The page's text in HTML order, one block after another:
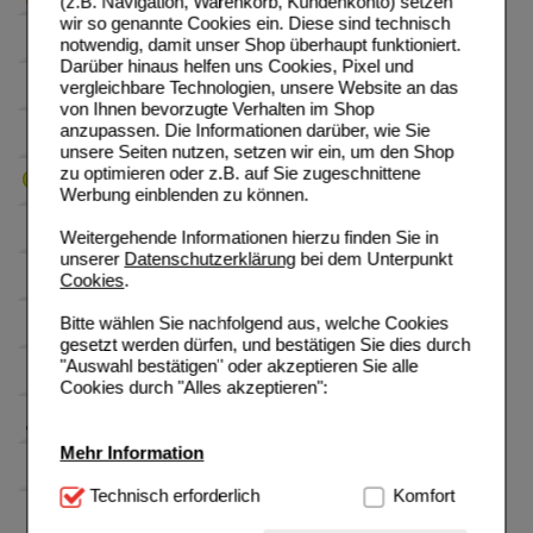
wir so genannte Cookies ein. Diese sind technisch
notwendig, damit unser Shop überhaupt funktioniert.
Darüber hinaus helfen uns Cookies, Pixel und
vergleichbare Technologien, unsere Website an das
von Ihnen bevorzugte Verhalten im Shop
anzupassen. Die Informationen darüber, wie Sie
unsere Seiten nutzen, setzen wir ein, um den Shop
zu optimieren oder z.B. auf Sie zugeschnittene
Werbung einblenden zu können.
Weitergehende Informationen hierzu finden Sie in
unserer Datenschutzerklärungbei dem Unterpunkt
Cookies.
Bitte wählen Sie nachfolgend aus, welche Cookies
gesetzt werden dürfen, und bestätigen Sie dies durch
"Auswahl bestätigen" oder akzeptieren Sie alle
Cookies durch "Alles akzeptieren":
Mehr Information
Technisch Notwendig:Hierbei handelt es sich um
Technisch erforderlich Komfort